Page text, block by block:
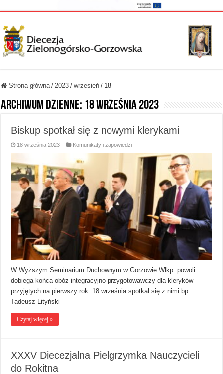
Strona główna / 2023 / wrzesień / 18
Archiwum dzienne: 18 września 2023
Biskup spotkał się z nowymi klerykami
18 września 2023 Komunikaty i zapowiedzi
W Wyższym Seminarium Duchownym w Gorzowie Wlkp. powoli
dobiega końca obóz integracyjno-przygotowawczy dla kleryków
przyjętych na pierwszy rok. 18 września spotkał się z nimi bp
Tadeusz Lityński
Czytaj więcej »
XXXV Diecezjalna Pielgrzymka Nauczycieli
do Rokitna